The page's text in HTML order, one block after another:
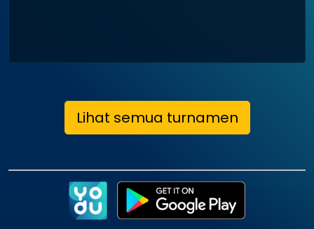
Lihat semua turnamen